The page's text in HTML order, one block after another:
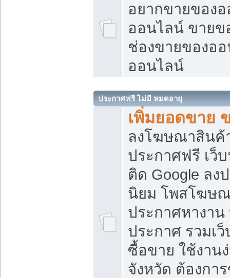
อยากขายของ
ออนไลน์ ขายข
ช่องขายของอ
ออนไลน์
ประกาศฟรี ไม่มี หมดอายุ
เพิ่มยอดขาย
ลงโฆษณาสิน
ประกาศฟรี เว็
ติด Google ลง
นิยม โพสโฆษ
ประกาศหางาน
ประกาศ รวมเ
ซื้อขาย ใช้งาน
จังหวัด ต้องกา